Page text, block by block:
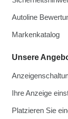
Autoline
Markenkatalog
Unsere
Ihre Anzeige
Platzieren Sie